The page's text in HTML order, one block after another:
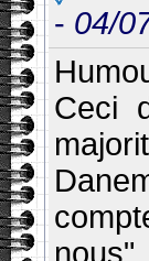
- 04/
Ceci